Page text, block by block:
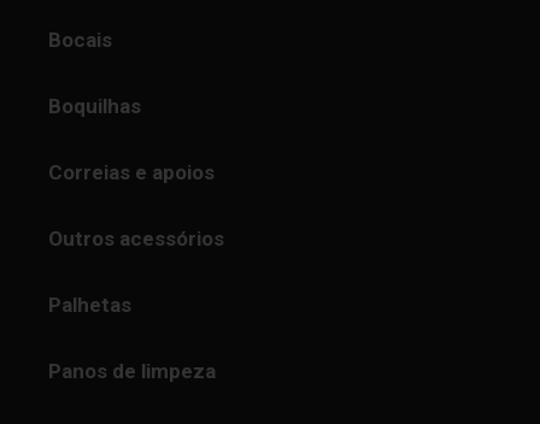
Bocais
Boquilhas
Correias e apoios
Outros acessórios
Palhetas
Panos de limpeza